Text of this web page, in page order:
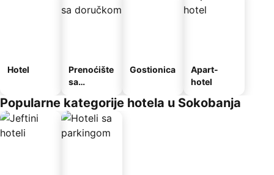
Hotel
Prenoćište
sa
Gostionica
Apart-
hotel
Popularne kategorije hotela u Sokobanja